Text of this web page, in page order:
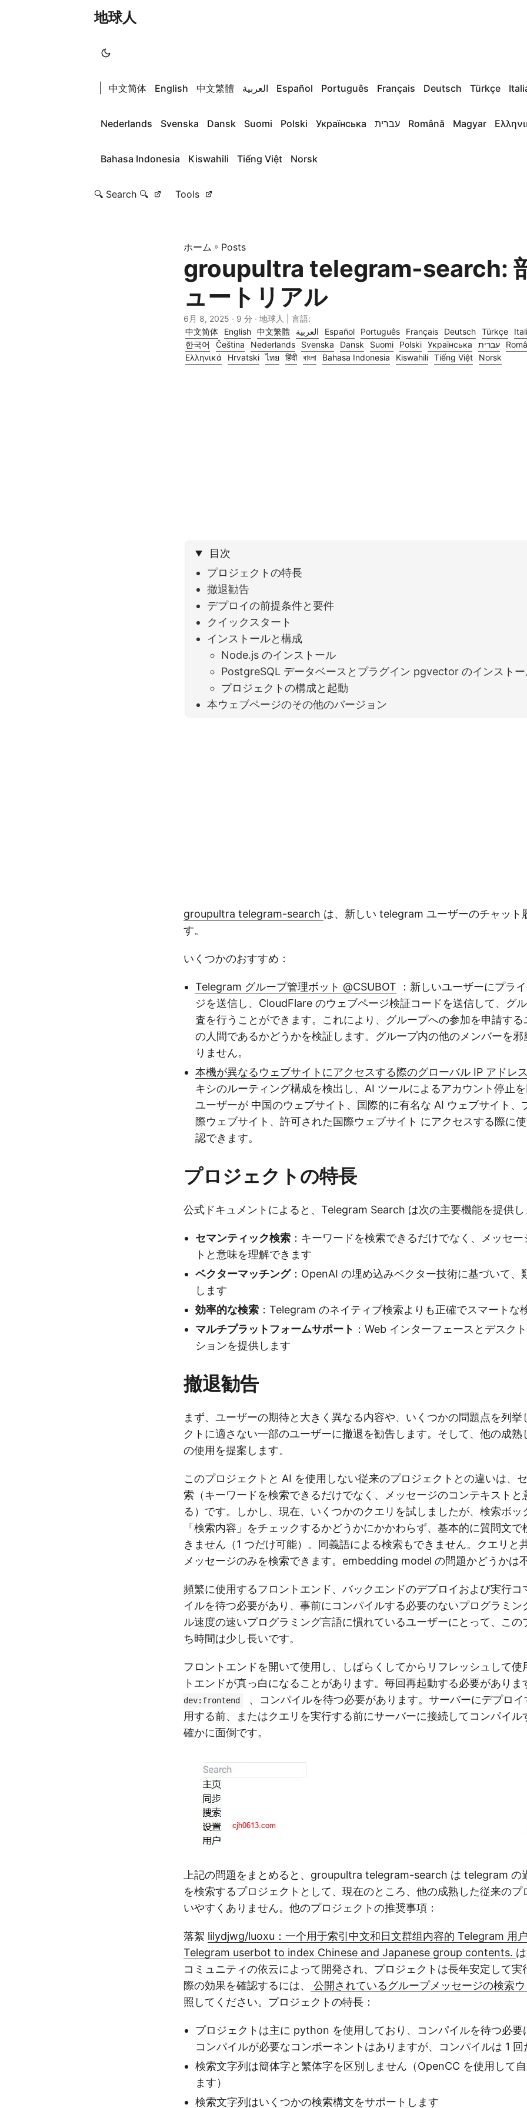
地球人
中文简体 English 中文繁體 العربية Español Português Français Deutsch Türkçe
Nederlands Svenska Dansk Suomi Polski Українська עברית Română Magyar
Bahasa Indonesia Kiswahili Tiếng Việt Norsk
🔍 Search 🔍 Tools
ホーム » Posts
groupultra telegram-search:
ュートリアル
6月 8, 2025 · 9 分 · 地球人 | 言語:
中文简体
English 中文繁體 العربية Español Português Français Deutsch Türkçe
한국어
Čeština Nederlands Svenska Dansk Suomi Polski Українська עברית
Ελληνικά
Hrvatski ไทย हिंदी বাংলা Bahasa Indonesia Kiswahili Tiếng Việt Norsk
目次
プロジェクトの特長
撤退勧告
デプロイの前提条件と要件
クイックスタート
インストールと構成
Node.js のインストール
PostgreSQL データベースとプラグイン pgvector のインスト
プロジェクトの構成と起動
本ウェブページのその他のバージョン
groupultra telegram-search は、新しい telegram ユーザーのチャット
す。
いくつかのおすすめ：
Telegram グループ管理ボット @CSUBOT ：新しいユーザーにプラ
ジを送信し、CloudFlare のウェブページ検証コードを送信して、グ
査を行うことができます。これにより、グループへの参加を申請す
の人間であるかどうかを検証します。グループ内の他のメンバーを
りません。
本機が異なるウェブサイトにアクセスする際のグローバル IP アドレ
キシのルーティング構成を検出し、AI ツールによるアカウント停止
ユーザーが 中国のウェブサイト、国際的に有名な AI ウェブサイト、
際ウェブサイト、許可された国際ウェブサイト にアクセスする際に
認できます。
プロジェクトの特長
公式ドキュメントによると、Telegram Search は次の主要機能を提供
セマンティック検索 ：キーワードを検索できるだけでなく、メッセ
トと意味を理解できます
ベクターマッチング：OpenAI の埋め込みベクター技術に基づいて、
します
効率的な検索 ：Telegram のネイティブ検索よりも正確でスマートな
マルチプラットフォームサポート ：Web インターフェースとデスク
ションを提供します
撤退勧告
まず、ユーザーの期待と大きく異なる内容や、いくつかの問題点を列挙
クトに適さない一部のユーザーに撤退を勧告します。そして、他の成熟
の使用を提案します。
このプロジェクトと AI を使用しない従来のプロジェクトとの違いは、
索（キーワードを検索できるだけでなく、メッセージのコンテキストと
る）です。しかし、現在、いくつかのクエリを試しましたが、検索ボッ
「検索内容」をチェックするかどうかにかかわらず、基本的に質問文
きません（1 つだけ可能）。同義語による検索もできません。クエリと
メッセージのみを検索できます。embedding model の問題かどうかは
頻繁に使用するフロントエンド、バックエンドのデプロイおよび実行コ
イルを待つ必要があり、事前にコンパイルする必要のないプログラミン
ル速度の速いプログラミング言語に慣れているユーザーにとって、この
ち時間は少し長いです。
フロントエンドを開いて使用し、しばらくしてからリフレッシュして使
トエンドが真っ白になることがあります。毎回再起動する必要があり
dev:frontend
、コンパイルを待つ必要があります。サーバーにデプロ
用する前、またはクエリを実行する前にサーバーに接続してコンパイル
確かに面倒です。
上記の問題をまとめると、groupultra telegram-search は telegram の
を検索するプロジェクトとして、現在のところ、他の成熟した従来のプ
いやすくありません。他のプロジェクトの推奨事項：
落絮 lilydjwg/luoxu：一个用于索引中文和日文群组内容的 Telegram 用
Telegram userbot to index Chinese and Japanese group contents.
コミュニティの依云によって開発され、プロジェクトは長年安定して実
際の効果を確認するには、
公開されているグループメッセージの検索
照してください。プロジェクトの特長：
プロジェクトは主に python を使用しており、コンパイルを待つ必要
コンパイルが必要なコンポーネントはありますが、コンパイルは 1
検索文字列は簡体字と繁体字を区別しません（OpenCC を使用して
ます）
検索文字列はいくつかの検索構文をサポートします